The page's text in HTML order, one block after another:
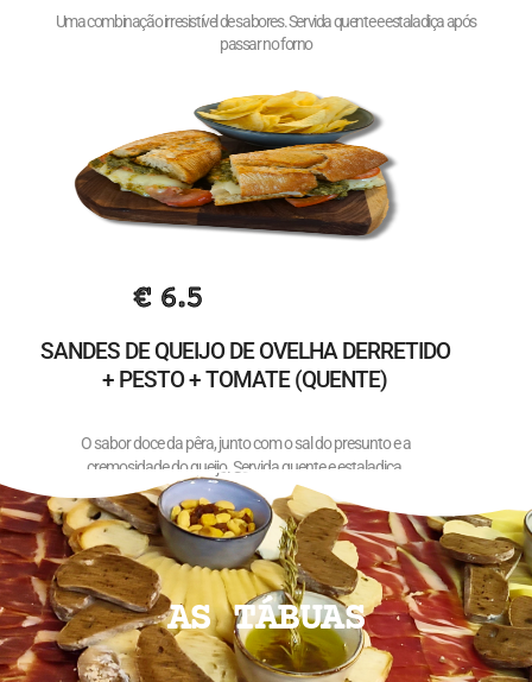
Uma combinação irresistível de sabores. Servida quente e estaladiça após
passar no forno
€ 6.5
SANDES DE QUEIJO DE OVELHA DERRETIDO
+ PESTO + TOMATE (QUENTE)
O sabor doce da pêra, junto com o sal do presunto e a
cremosidade do queijo. Servida quente e estaladiça.
AS TÁBUAS